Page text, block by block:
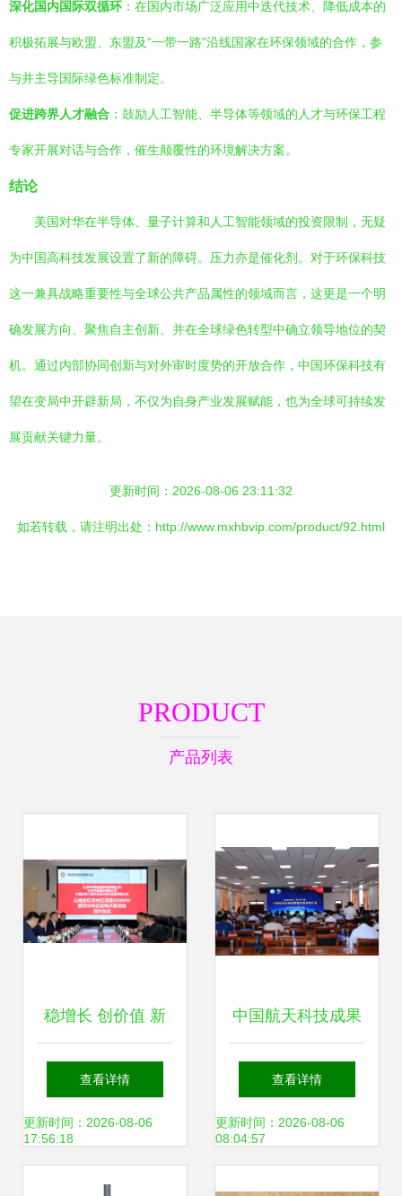
深化国内国际双循环 ：在国内市场广泛应用中迭代技术、降低成本的
积极拓展与欧盟、东盟及“一带一路”沿线国家在环保领域的合作，参
与并主导国际绿色标准制定。
促进跨界人才融合 ：鼓励人工智能、半导体等领域的人才与环保工程
专家开展对话与合作，催生颠覆性的环境解决方案。
结论
美国对华在半导体、量子计算和人工智能领域的投资限制，无疑
为中国高科技发展设置了新的障碍。压力亦是催化剂。对于环保科技
这一兼具战略重要性与全球公共产品属性的领域而言，这更是一个明
确发展方向、聚焦自主创新、并在全球绿色转型中确立领导地位的契
机。通过内部协同创新与对外审时度势的开放合作，中国环保科技有
望在变局中开辟新局，不仅为自身产业发展赋能，也为全球可持续发
展贡献关键力量。
更新时间：2026-08-06 23:11:32
如若转载，请注明出处：http://www.mxhbvip.com/product/92.html
PRODUCT
产品列表
稳增长 创价值 新
能源绿色工厂与新
材料的全球实践
查看详情
更新时间：2026-08-06
17:56:18
中国航天科技成果
转化项目推介会 环
保科技领域的技术
查看详情
更新时间：2026-08-06
08:04:57